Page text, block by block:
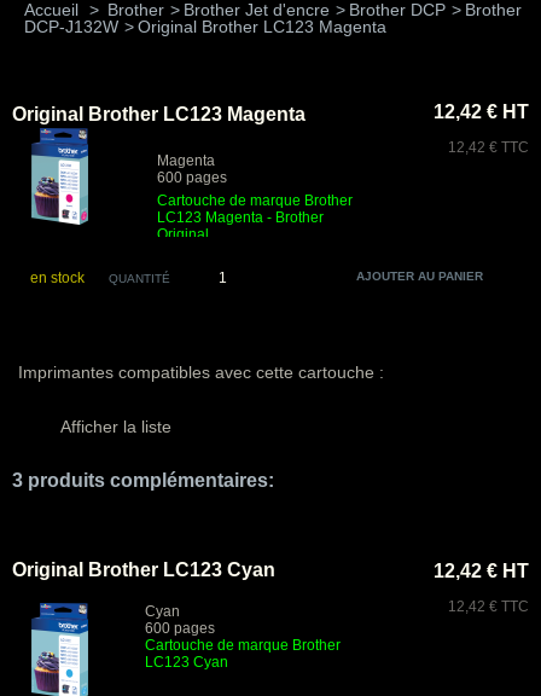
Accueil > Brother > Brother Jet d'encre > Brother DCP > Brother
DCP-J132W >Original Brother LC123 Magenta
Original Brother LC123 Magenta
Magenta
600 pages
Cartouche de marque Brother
LC123 Magenta - Brother
Original
12,42 € HT
12,42 € TTC
en stock QUANTITÉ
Imprimantes compatibles avec cette cartouche :
Afficher la liste
3 produits complémentaires:
Original Brother LC123 Cyan
Cyan
600 pages
Cartouche de marque Brother
LC123 Cyan
12,42 € HT
12,42 € TTC